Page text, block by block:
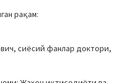
рақам:
сиёсий фанлар доктори,